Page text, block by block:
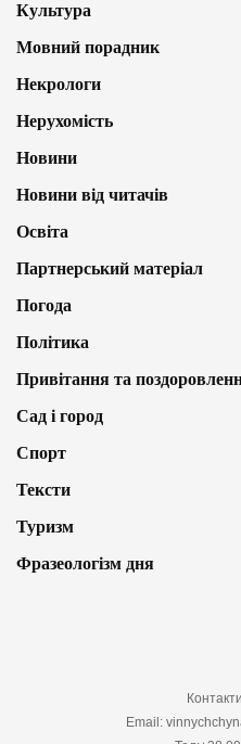
Культура
Мовний порадник
Некрологи
Нерухомість
Новини
Новини від читачів
Освіта
Партнерський матеріал
Погода
Політика
Привітання та
Сад і город
Спорт
Тексти
Туризм
Фразеологізм дня
Email: